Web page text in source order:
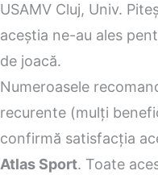
USAMV Cluj, Univ.
aceştia ne-au ales
de joacă.
Numeroasele
recurente (mulţi
confirmă satisfacţia
Atlas Sport. Toate